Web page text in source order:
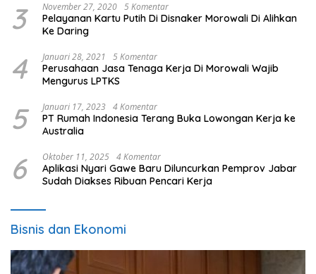
3 November 27, 2020 5 Komentar
Pelayanan Kartu Putih Di Disnaker Morowali Di Alihkan
Ke Daring
4 Januari 28, 2021 5 Komentar
Perusahaan Jasa Tenaga Kerja Di Morowali Wajib
Mengurus LPTKS
5 Januari 17, 2023 4 Komentar
PT Rumah Indonesia Terang Buka Lowongan Kerja ke
Australia
6 Oktober 11, 2025 4 Komentar
Aplikasi Nyari Gawe Baru Diluncurkan Pemprov Jabar
Sudah Diakses Ribuan Pencari Kerja
Bisnis dan Ekonomi